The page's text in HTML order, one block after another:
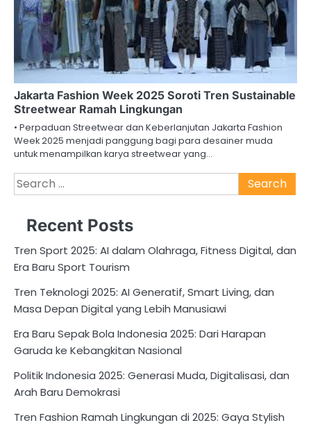
Jakarta Fashion Week 2025 Soroti Tren Sustainable
Streetwear Ramah Lingkungan
• Perpaduan Streetwear dan Keberlanjutan Jakarta Fashion
Week 2025 menjadi panggung bagi para desainer muda
untuk menampilkan karya streetwear yang…
Search
for:
Recent Posts
Tren Sport 2025: AI dalam Olahraga, Fitness Digital, dan
Era Baru Sport Tourism
Tren Teknologi 2025: AI Generatif, Smart Living, dan
Masa Depan Digital yang Lebih Manusiawi
Era Baru Sepak Bola Indonesia 2025: Dari Harapan
Garuda ke Kebangkitan Nasional
Politik Indonesia 2025: Generasi Muda, Digitalisasi, dan
Arah Baru Demokrasi
Tren Fashion Ramah Lingkungan di 2025: Gaya Stylish